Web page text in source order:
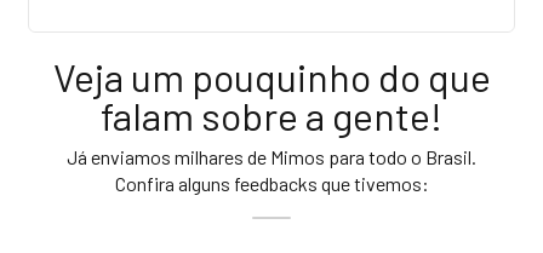
Veja um pouquinho do que
falam sobre a gente!
Já enviamos milhares de Mimos para todo o Brasil.
Confira alguns feedbacks que tivemos: